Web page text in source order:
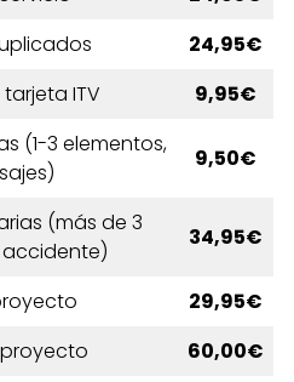
24,95€
ITV
9,95€
(1-3 elementos,
9,50€
(más de 3
34,95€
29,95€
60,00€